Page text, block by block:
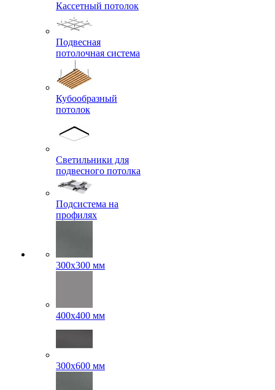
Кассетный потолок
Подвесная
потолочная система
Кубообразный
потолок
Светильники для
подвесного потолка
Подсистема на
профилях
300x300 мм
400х400 мм
300x600 мм